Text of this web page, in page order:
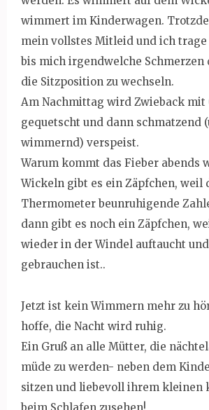
wimmert im Kinderwagen.
mein vollstes Mitleid und ich trage
bis mich irgendwelche Schmerzen
die Sitzposition zu wechseln.
Am Nachmittag wird Zwieback mit
gequetscht und dann schmatzend
wimmernd) verspeist.
Warum kommt das Fieber abends
Wickeln gibt es ein Zäpfchen, weil
Thermometer beunruhigende
dann gibt es noch ein Zäpfchen,
wieder in der Windel auftaucht
gebrauchen ist..
Jetzt ist kein Wimmern mehr zu
hoffe, die Nacht wird ruhig.
Ein Gruß an alle Mütter, die
müde zu werden- neben dem
sitzen und liebevoll ihrem kleinen
beim Schlafen zusehen!